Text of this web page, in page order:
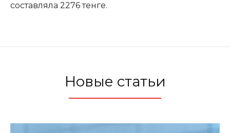
составляла 2276 тенге.
Новые статьи